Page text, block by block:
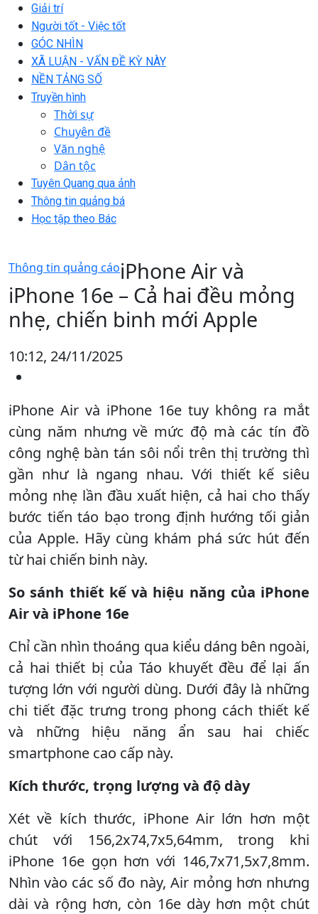
Giải trí
Người tốt - Việc tốt
GÓC NHÌN
XÃ LUẬN - VẤN ĐỀ KỲ NÀY
NỀN TẢNG SỐ
Truyền hình
Thời sự
Chuyên đề
Văn nghệ
Dân tộc
Tuyên Quang qua ảnh
Thông tin quảng bá
Học tập theo Bác
Thông tin quảng cáoiPhone Air và
iPhone 16e – Cả hai đều mỏng
nhẹ, chiến binh mới Apple
10:12, 24/11/2025
iPhone Air và iPhone 16e tuy không ra mắt
cùng năm nhưng về mức độ mà các tín đồ
công nghệ bàn tán sôi nổi trên thị trường thì
gần như là ngang nhau. Với thiết kế siêu
mỏng nhẹ lần đầu xuất hiện, cả hai cho thấy
bước tiến táo bạo trong định hướng tối giản
của Apple. Hãy cùng khám phá sức hút đến
từ hai chiến binh này.
So sánh thiết kế và hiệu năng của iPhone
Air và iPhone 16e
Chỉ cần nhìn thoáng qua kiểu dáng bên ngoài,
cả hai thiết bị của Táo khuyết đều để lại ấn
tượng lớn với người dùng. Dưới đây là những
chi tiết đặc trưng trong phong cách thiết kế
và những hiệu năng ẩn sau hai chiếc
smartphone cao cấp này.
Kích thước, trọng lượng và độ dày
Xét về kích thước, iPhone Air lớn hơn một
chút với 156,2x74,7x5,64mm, trong khi
iPhone 16e gọn hơn với 146,7x71,5x7,8mm.
Nhìn vào các số đo này, Air mỏng hơn nhưng
dài và rộng hơn, còn 16e dày hơn một chút